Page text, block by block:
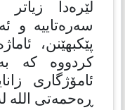
لێرەدا
سەرەتاییە و
پێكبهێنن،
كردووە كە
ئامۆژگاری
ڕەحمەتی الله